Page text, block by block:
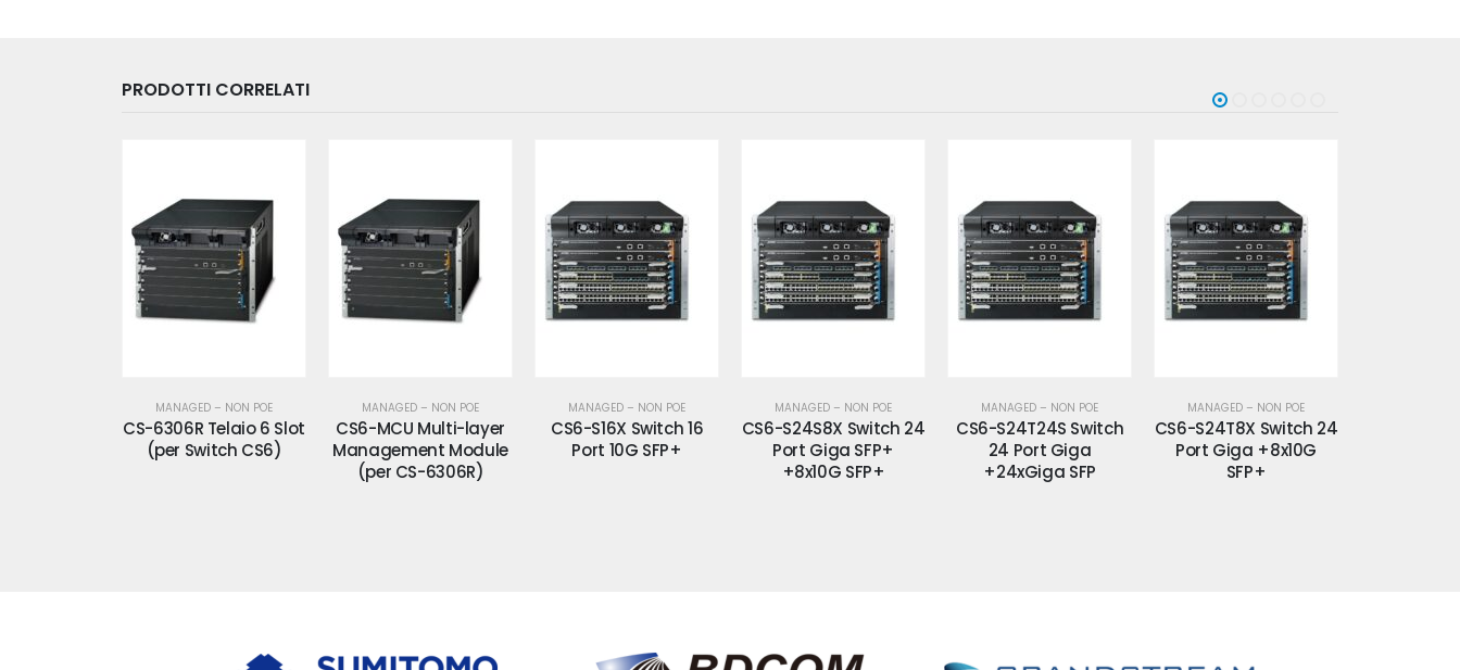
PRODOTTI CORRELATI
MANAGED – NON POE
CS6-MCU Multi-layer
Management Module
MANAGED – NON POE
CS6-S16X Switch 16
Port 10G SFP+
MANAGED – NON POE
CS6-S24S8X Switch 24
Port Giga SFP+
MANAGED – NON POE
CS6-S24T24S Switch
24 Port Giga
+24xGiga SFP
MANAGED – NON POE
CS6-S24T8X Switch 24
Port Giga +8x10G
SFP+
MANAGED – NON POE
CS6-S48S Switch 48
Port Giga SFP